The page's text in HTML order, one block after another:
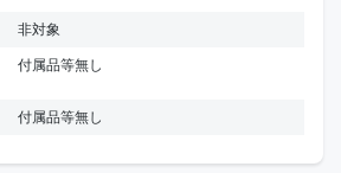
非対象
付属品等無し
付属品等無し